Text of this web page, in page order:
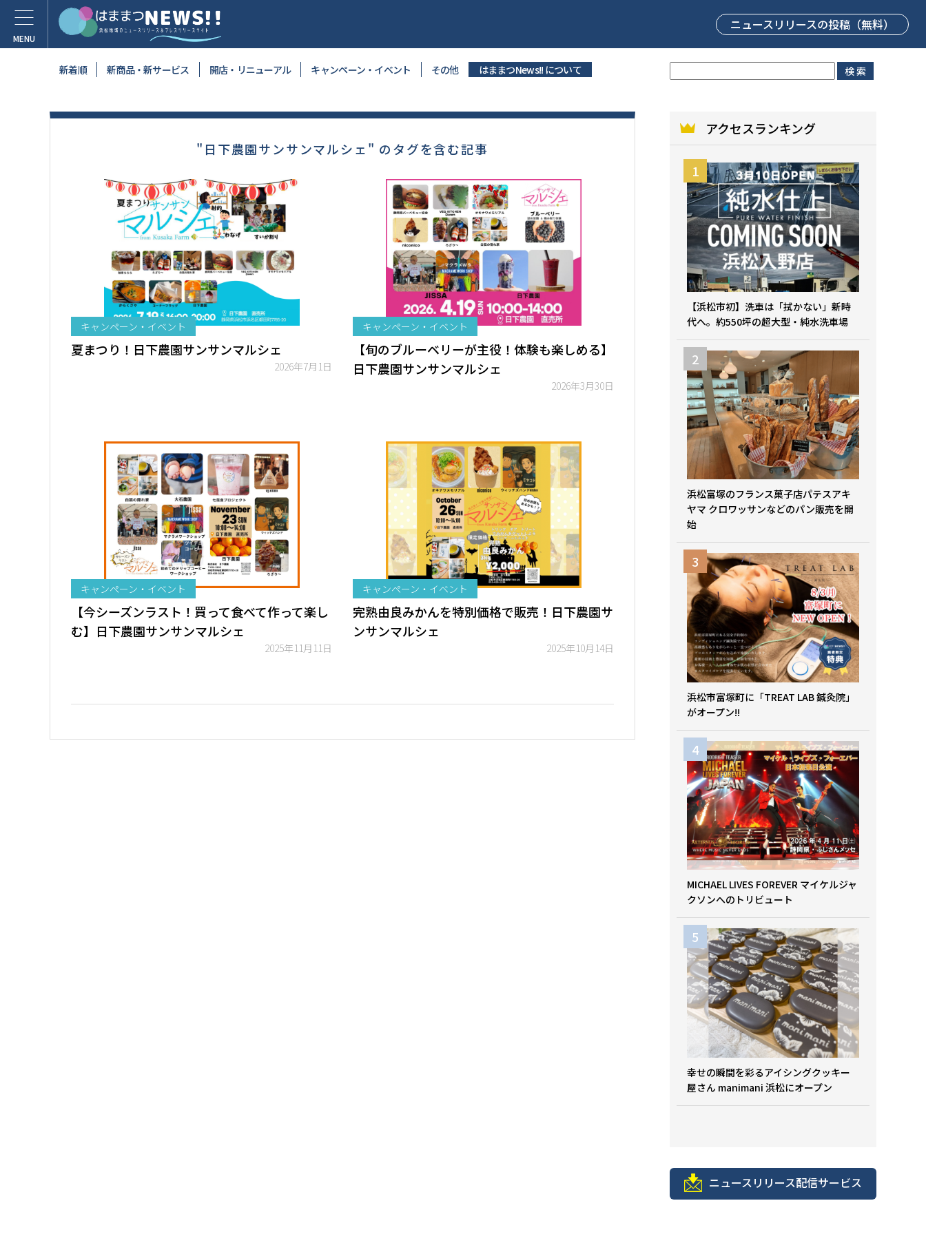
ニュースリリースの投稿（無料）
新着順 新商品・新サービス 開店・リニューアル キャンペーン・イベント その他 はままつNews!! について
"日下農園サンサンマルシェ" のタグを含む記事
キャンペーン・イベント
夏まつり！日下農園サンサンマルシェ
2026年7月1日
キャンペーン・イベント
【旬のブルーベリーが主役！体験も楽しめる】
日下農園サンサンマルシェ
2026年3月30日
キャンペーン・イベント
【今シーズンラスト！買って食べて作って楽し
む】日下農園サンサンマルシェ
2025年11月11日
キャンペーン・イベント
完熟由良みかんを特別価格で販売！日下農園サ
ンサンマルシェ
2025年10月14日
アクセスランキング
【浜松市初】洗車は「拭かない」新時
代へ。約550坪の超大型・純水洗車場
浜松富塚のフランス菓子店パテスアキ
ヤマ クロワッサンなどのパン販売を開
始
浜松市富塚町に「TREAT LAB 鍼灸院」
がオープン!!
MICHAEL LIVES FOREVER マイケルジャ
クソンへのトリビュート
幸せの瞬間を彩るアイシングクッキー
屋さん manimani 浜松にオープン
ニュースリリース配信サービス